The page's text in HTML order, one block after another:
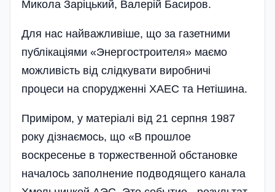
Микола Заріцький, Валерій Басиров.
Для нас найважливіше, що за газетними
публікаціями «Энергостроителя» маємо
можливість від слідкувати виробничі
процеси на спорудженні ХАЕС та Нетішина.
Приміром, у матеріалі від 21 серпня 1987
року дізнаємось, що «В прошлое
воскресенье в торжественной обстановке
началось заполнение подводящего канала